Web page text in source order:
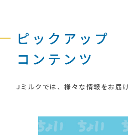
ピックアップ
コンテンツ
Jミルクでは、様々な情報をお届